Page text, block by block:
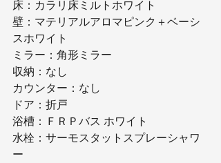
床：カラリ床ミルトホワイト
壁：マテリアルアロマピンク＋ベーシ
スホワイト
ミラー：角形ミラー
収納：なし
カウンター：なし
ドア：折戸
浴槽：ＦＲＰバス ホワイト
水栓：サーモスタットスプレーシャワ
ー